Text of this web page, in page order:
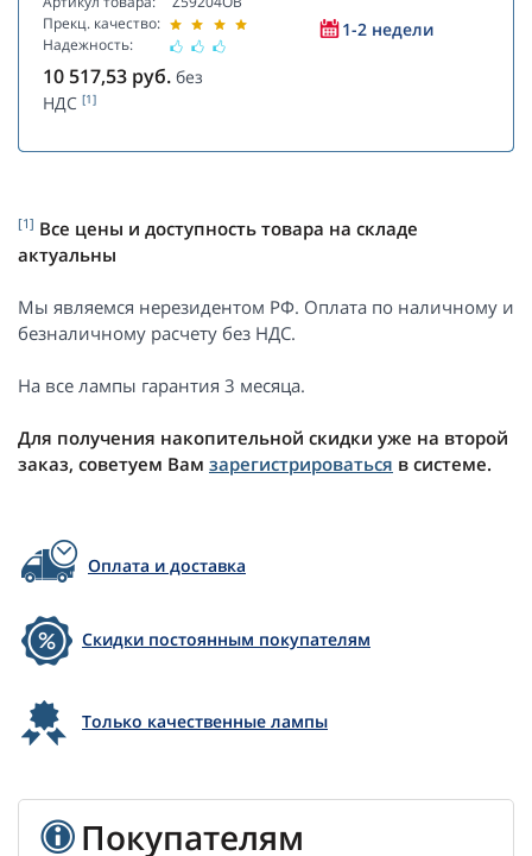
Прекц. качество:
Надежность:
1-2 недели
10 517,53 руб. без
НДС [1]
[1] Все цены и доступность товара на складе
актуальны
Мы являемся нерезидентом РФ. Оплата по наличному и
безналичному расчету без НДС.
На все лампы гарантия 3 месяца.
Для получения накопительной скидки уже на второй
заказ, советуем Вам зарегистрироваться в системе.
Оплата и доставка
Скидки постоянным покупателям
Только качественные лампы
Покупателям